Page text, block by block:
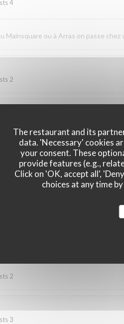
The restaurant and its
data. 'Necessary' cookies
your consent. These
provide features (e.g.,
Click on 'OK, accept all',
choices at any time
4
Mainsquare ou à Arras on passe
2
2
personnels très agréable et fort
2
moyenne de la salle Welsh très
2
3